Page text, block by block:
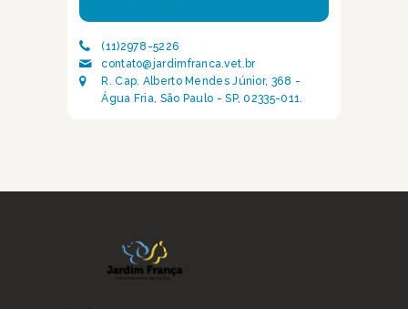
(11)2978-5226
contato@jardimfranca.vet.br
R. Cap. Alberto Mendes Júnior, 368 -
Água Fria, São Paulo - SP, 02335-011.